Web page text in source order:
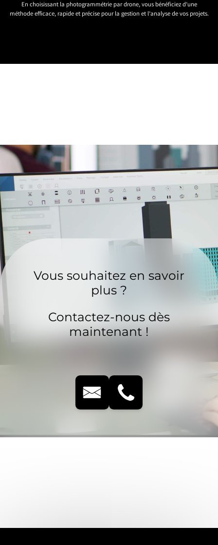
En choisissant la photogrammétrie par drone, vous bénéficiez d’une
méthode efficace, rapide et précise pour la gestion et l’analyse de vos projets.
Vous souhaitez en savoir
plus ?
Contactez-nous dès
maintenant !